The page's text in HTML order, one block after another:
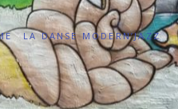
LA DANSE MODERN’JAZZ